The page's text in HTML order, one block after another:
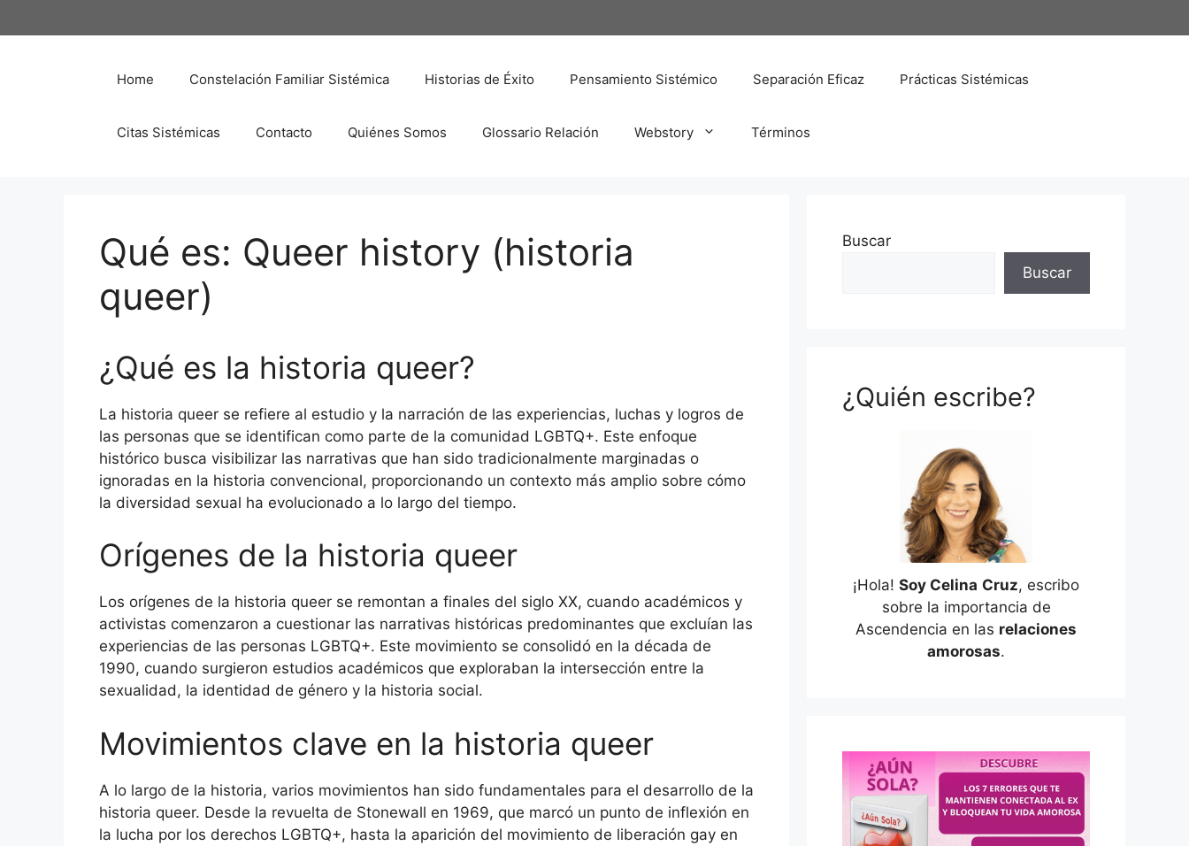
al
Home Constelación Familiar Sistémica Historias de Éxito Pensamiento Sistémico Separación Eficaz Prácticas Sistémicas
Citas Sistémicas Contacto Quiénes Somos Glossario Relación Webstory Términos
Qué es: Queer history (historia
queer)
¿Qué es la historia queer?
La historia queer se refiere al estudio y la narración de las experiencias, luchas y logros de
las personas que se identifican como parte de la comunidad LGBTQ+. Este enfoque
histórico busca visibilizar las narrativas que han sido tradicionalmente marginadas o
ignoradas en la historia convencional, proporcionando un contexto más amplio sobre cómo
la diversidad sexual ha evolucionado a lo largo del tiempo.
Orígenes de la historia queer
Los orígenes de la historia queer se remontan a finales del siglo XX, cuando académicos y
activistas comenzaron a cuestionar las narrativas históricas predominantes que excluían las
experiencias de las personas LGBTQ+. Este movimiento se consolidó en la década de
1990, cuando surgieron estudios académicos que exploraban la intersección entre la
sexualidad, la identidad de género y la historia social.
Movimientos clave en la historia queer
A lo largo de la historia, varios movimientos han sido fundamentales para el desarrollo de la
historia queer. Desde la revuelta de Stonewall en 1969, que marcó un punto de inflexión en
la lucha por los derechos LGBTQ+, hasta la aparición del movimiento de liberación gay en
Buscar
Buscar
¿Quién escribe?
¡Hola! Soy Celina Cruz, escribo
sobre la importancia de
Ascendencia en las relaciones
amorosas.